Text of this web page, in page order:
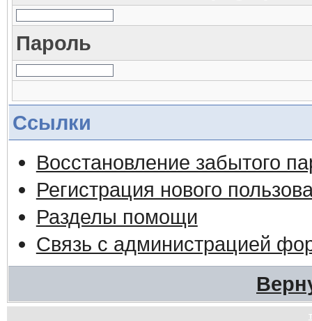
Пароль
Ссылки
Восстановление забытого
Регистрация нового
Разделы помощи
Связь с администрацией